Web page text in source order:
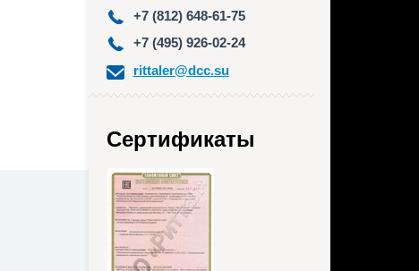
+7 (812) 648-61-75
+7 (495) 926-02-24
rittaler@dcc.su
Сертификаты